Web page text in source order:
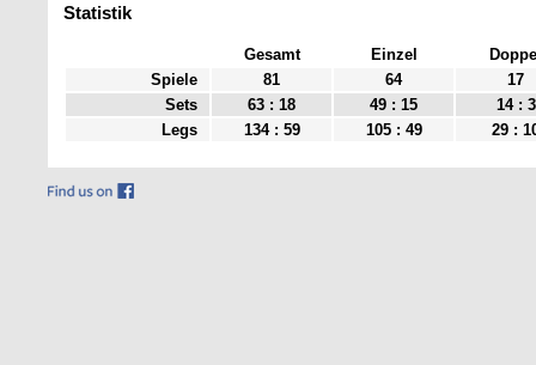
Statistik
Gesamt Einzel
Spiele
81 64
17
Sets
63 : 18 49 : 15
14 : 3
Legs
134 : 59 105 : 49 29 :